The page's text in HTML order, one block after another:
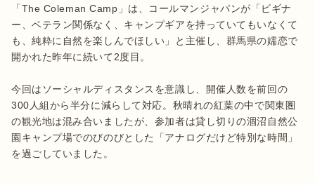
「The Coleman Camp」は、コールマンジャパンが「ビギナ
ー、ベテラン関係なく、キャンプギアを持っていてもいなくて
も、純粋に自然を楽しんでほしい」と主催し、群馬県の嬬恋で
開かれた昨年に続いて2度目。
今回はソーシャルディスタンスを意識し、開催人数を前回の
300人組から半分に減らして対応。秋晴れの紅葉の中で関東圏
の観光地は混み合いましたが、参加者は貸し切りの涸沼自然公
園キャンプ場でのびのびとした「アナログだけど特別な時間」
を過ごしていました。